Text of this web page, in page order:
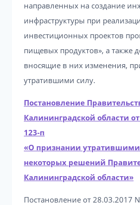
направленных на создание
инфраструктуры при
инвестиционных проектов
пищевых продуктов», а также
вносящие в них изменения,
утратившими силу.
Постановление
Калининградской области
123-п
«О признании
некоторых решений
Калининградской области»
Постановление от 28.03.2017